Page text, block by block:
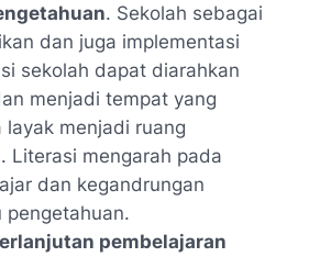
. Sekolah sebagai
dan juga implementasi
sekolah dapat diarahkan
menjadi tempat yang
layak menjadi ruang
Literasi mengarah pada
dan kegandrungan
pengetahuan.
pembelajaran